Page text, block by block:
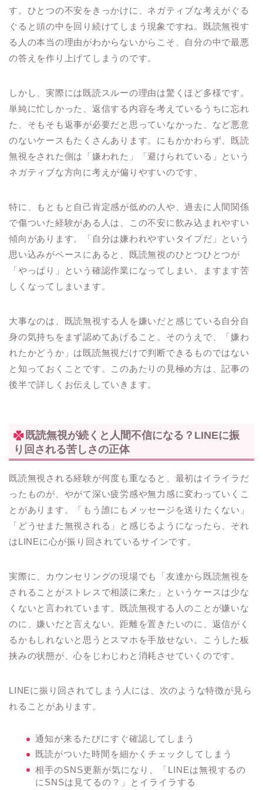
す。ひとつの不安をきっかけに、ネガティブな考えがぐる
ぐると頭の中を回り続けてしまう現象ですね。既読無視す
る人の本当の理由がわからないからこそ、自分の中で最悪
の答えを作り上げてしまうのです。
しかし、実際には既読スルーの理由は驚くほど多様です。
単純に忙しかった、返信する内容を考えているうちに忘れ
た、そもそも返事が必要だと思っていなかった、など悪意
のないケースもたくさんあります。にもかかわらず、既読
無視をされた側は「嫌われた」「避けられている」という
ネガティブな方向に考えが偏りやすいのです。
特に、もともと自己肯定感が低めの人や、過去に人間関係
で傷ついた経験がある人は、この不安に飲み込まれやすい
傾向があります。「自分は嫌われやすいタイプだ」という
思い込みがベースにあると、既読無視のひとつひとつが
「やっぱり」という確認作業になってしまい、ますます苦
しくなってしまいます。
大事なのは、既読無視する人を嫌いだと感じている自分自
身の気持ちをまず認めてあげること。そのうえで、「嫌わ
れたかどうか」は既読無視だけで判断できるものではない
と知っておくことです。このあたりの見極め方は、記事の
後半で詳しくお伝えしていきます。
既読無視が続くと人間不信になる？LINEに振
り回される苦しさの正体
既読無視される経験が何度も重なると、最初はイライラだ
ったものが、やがて深い疲労感や無力感に変わっていくこ
とがあります。「もう誰にもメッセージを送りたくない」
「どうせまた無視される」と感じるようになったら、それ
はLINEに心が振り回されているサインです。
実際に、カウンセリングの現場でも「友達から既読無視を
されることがストレスで相談に来た」というケースは少な
くないと言われています。既読無視する人のことが嫌いな
のに、嫌いだと言えない。距離を置きたいのに、返信がく
るかもしれないと思うとスマホを手放せない。こうした板
挟みの状態が、心をじわじわと消耗させていくのです。
LINEに振り回されてしまう人には、次のような特徴が見ら
れることがあります。
通知が来るたびにすぐ確認してしまう
既読がついた時間を細かくチェックしてしまう
相手のSNS更新が気になり、「LINEは無視するの
にSNSは見てるの？」とイライラする